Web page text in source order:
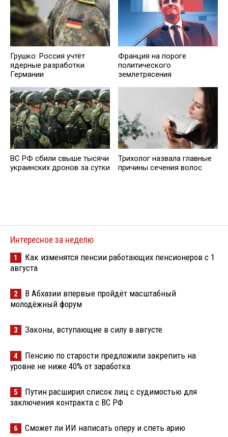
Грушко: Россия учтёт
ядерные разработки
Германии
Франция на пороге
политического
землетрясения
ВС РФ сбили свыше тысячи
украинских дронов за сутки
Трихолог назвала главные
причины сечения волос
Интересное за неделю
1
Как изменятся пенсии работающих пенсионеров с 1
августа
2
В Абхазии впервые пройдёт масштабный
молодёжный форум
3 Законы, вступающие в силу в августе
4
Пенсию по старости предложили закрепить на
уровне не ниже 40% от заработка
5
Путин расширил список лиц с судимостью для
заключения контракта с ВС РФ
6 Сможет ли ИИ написать оперу и спеть арию